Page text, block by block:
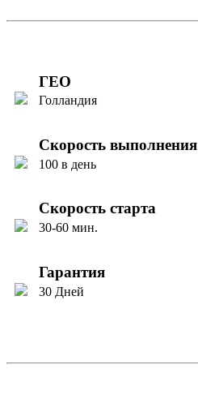
ГЕО
Голландия
Скорость выполнения
100 в день
Скорость старта
30-60 мин.
Гарантия
30 Дней